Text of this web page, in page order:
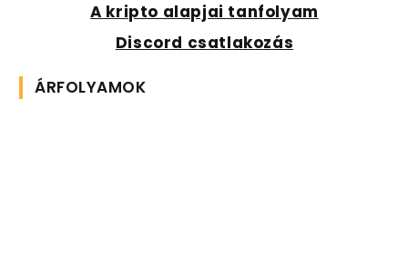
A kripto alapjai tanfolyam
Discord csatlakozás
ÁRFOLYAMOK